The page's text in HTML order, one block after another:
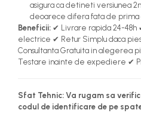
asigura ca detineti versiunea
deoarece difera fata de
Beneficii: ✔ Livrare rapida 24-
electrice ✔ Retur Simplu daca
Consultanta Gratuita in alegerea
Testare inainte de expediere ✔
Sfat Tehnic: Va rugam sa
codul de identificare de pe